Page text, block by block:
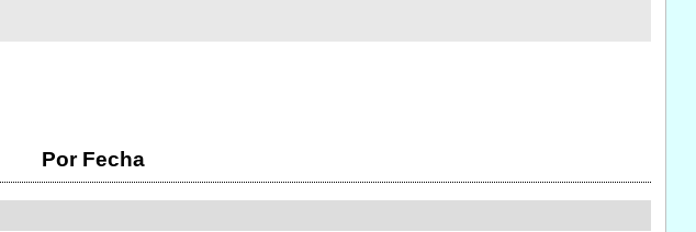
Por Fecha